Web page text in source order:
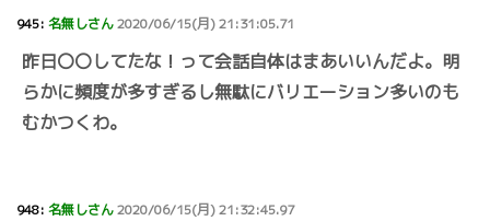
945: 名無しさん2020/06/15(月) 21:31:05.71
昨日〇〇してたな！って会話自体はまあいいんだよ。明
らかに頻度が多すぎるし無駄にバリエーション多いのも
むかつくわ。
948: 名無しさん2020/06/15(月) 21:32:45.97